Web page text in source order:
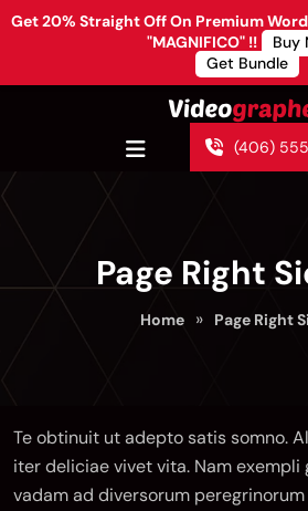
(406)
Page Right
Home » Page Right
Te obtinuit ut adepto satis somno.
iter deliciae vivet vita. Nam exempli
vadam ad diversorum
Get 20% Straight Off On Premium
"MAGNIFICO" !!
Buy
Get Bundle